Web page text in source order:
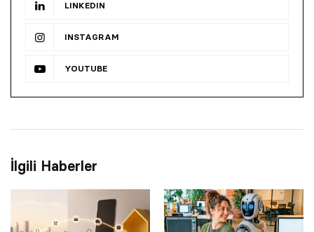
LINKEDIN
INSTAGRAM
YOUTUBE
İlgili Haberler